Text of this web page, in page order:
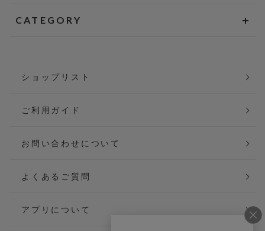
CATEGORY
ショップリスト
ご利用ガイド
お問い合わせについて
よくあるご質問
アプリについて